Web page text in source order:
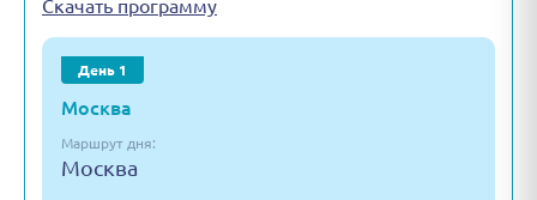
Скачать программу
День 1
Москва
Маршрут дня:
Москва